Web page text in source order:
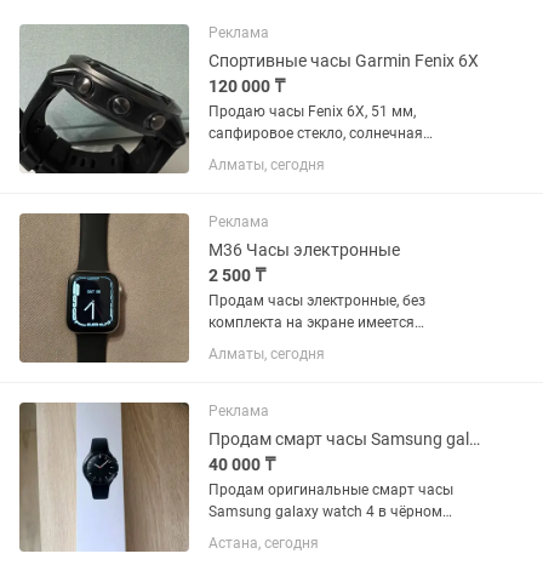
Реклама
Спортивные часы Garmin Fenix 6X
120 000 ₸
Продаю часы Fenix 6X, 51 мм,
сапфировое стекло, солнечная
батарея, титановый корпус, состояние
-отличное, никаких повреждений, заряд
Алматы, сегодня
Реклама
M36 Часы электронные
2 500 ₸
Продам часы электронные, без
комплекта на экране имеется
царапина которая не влияет на работу
Алматы, сегодня
Реклама
Продам смарт часы Samsung galaxy watch 46 mm
40 000 ₸
Продам оригинальные смарт часы
Samsung galaxy watch 4 в чёрном
цвете. Отличная модель с
вращающимся безелем и строгим
Астана, сегодня